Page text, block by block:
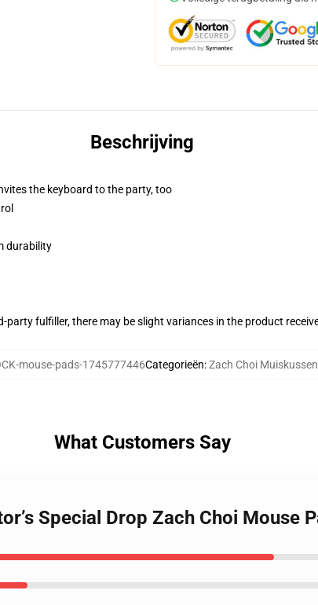
Beschrijving
the keyboard to the party, too
durability
fulfiller, there may be slight variances in the product
mouse-pads-1745777446Categorieën:Zach Choi
What Customers Say
Special Drop Zach Choi Mouse